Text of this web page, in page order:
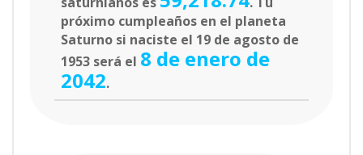
próximo cumpleaños en el planeta
Saturno si naciste el 19 de agosto de
1953 será el 8 de enero de
2042.